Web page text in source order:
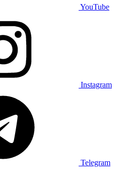
YouTube
Instagram
Telegram